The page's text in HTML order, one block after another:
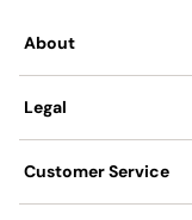
About
Legal
Customer Service